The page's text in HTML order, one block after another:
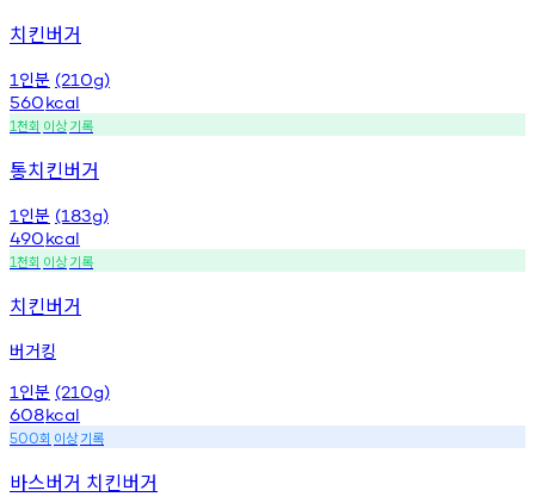
치킨버거
1 인분 (210g)
560kcal
1천회 이상기록
통치킨버거
1 인분 (183g)
490kcal
1천회 이상기록
치킨버거
버거킹
1 인분 (210g)
608kcal
500회 이상기록
바스버거 치킨버거